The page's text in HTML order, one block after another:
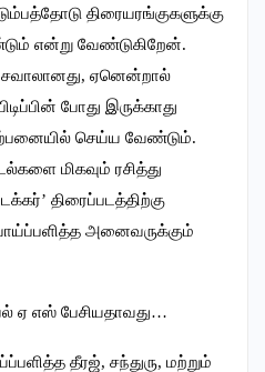
திரையரங்குகளுக்கு
என்று வேண்டுகிறேன்.
சவாலானது, ஏனென்றால்
போது இருக்காது
செய்ய வேண்டும்.
மிகவும் ரசித்து
திரைப்படத்திற்கு
அனைவருக்கும்
ஏ எஸ் பேசியதாவது…
தீரஜ், சந்துரு, மற்றும்